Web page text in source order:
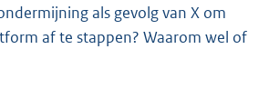
als gevolg van X om
af te stappen? Waarom wel of